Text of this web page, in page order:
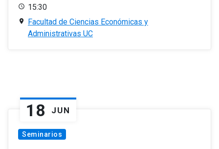
15:30
Facultad de Ciencias Económicas y
Administrativas UC
18 JUN
Seminarios